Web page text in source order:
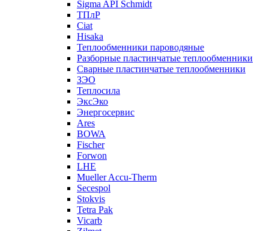
Sigma API Schmidt
ТПлР
Ciat
Hisaka
Теплообменники пароводяные
Разборные пластинчатые теплообменники
Сварные пластинчатые теплообменники
ЗЭО
Теплосила
ЭксЭко
Энергосервис
Ares
BOWA
Fischer
Forwon
LHE
Mueller Accu-Therm
Secespol
Stokvis
Tetra Pak
Vicarb